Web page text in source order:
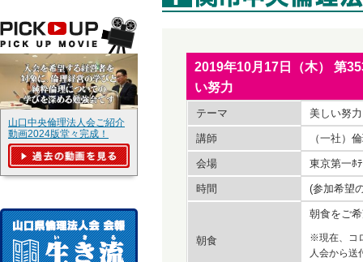
2019年10月17日（木）
い努力
テーマ 美しい努力
講師 （一社
会場 東京第一ﾎ
時間 (参加希望
朝食
朝食をご
※現在、コ
人会から送
山口中央倫理法人会ご紹介
動画2024版堂々完成！